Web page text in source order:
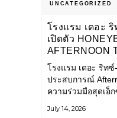
UNCATEGORIZED
โรงแรม เดอะ
เปิดตัว
AFTERNOON
(CALEŌ) ชวน
หวานร่วมสมัย
โรงแรม เดอะ ริท
ประสบการณ์
ความร่วมมือสุดเอ็
ดังจากกรุงโซล นำ
July 14, 2026